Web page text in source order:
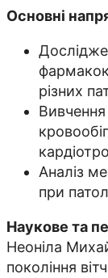
Основні
різних
Вивчення
Аналіз
при
Наукове та
Неоніла
покоління